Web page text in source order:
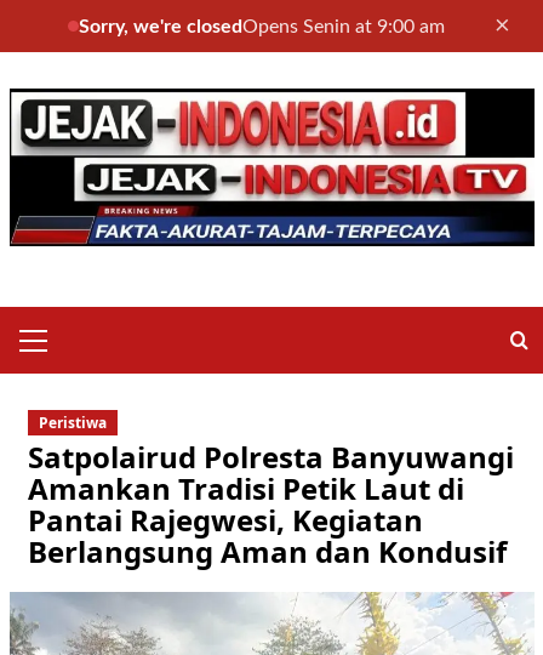
Sorry, we're closedOpens Senin at 9:00 am ×
to
content
Menu
Peristiwa
Satpolairud Polresta Banyuwangi
Amankan Tradisi Petik Laut di
Pantai Rajegwesi, Kegiatan
Berlangsung Aman dan Kondusif